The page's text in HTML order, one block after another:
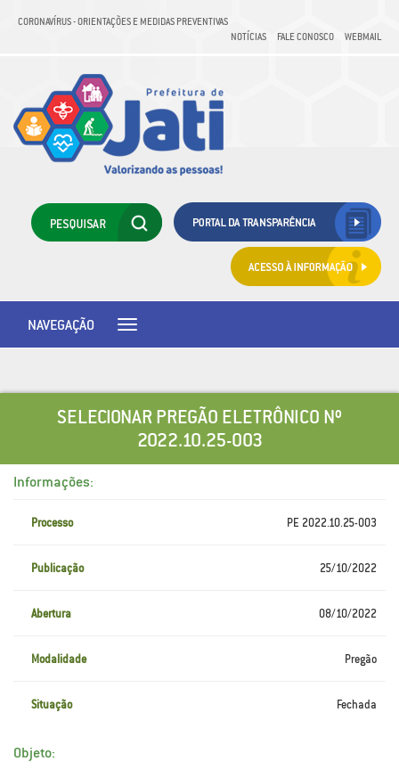
CORONAVÍRUS - ORIENTAÇÕES E MEDIDAS PREVENTIVAS
NOTÍCIAS
FALE CONOSCO WEBMAIL
Toggle
NAVEGAÇÃO
SELECIONAR PREGÃO ELETRÔNICO Nº
2022.10.25-003
Informações:
Processo PE 2022.10.25-003
Publicação 25/10/2022
Abertura 08/10/2022
Modalidade Pregão
Situação Fechada
Objeto: